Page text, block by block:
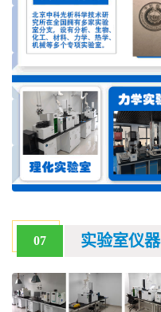
07 实验室仪器